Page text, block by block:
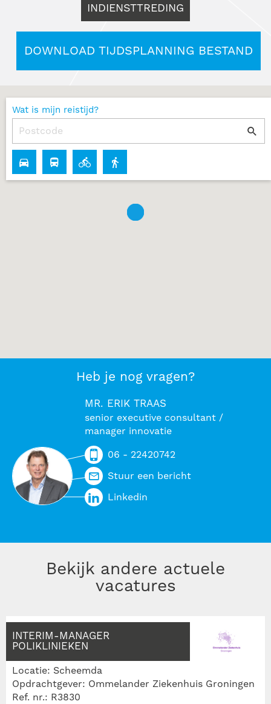
INDIENSTTREDING
DOWNLOAD TIJDSPLANNING BESTAND
Wat is mijn reistijd?
Heb je nog vragen?
MR. ERIK TRAAS
senior executive consultant /
manager innovatie
06 - 22420742
Stuur een bericht
Linkedin
Bekijk andere actuele
vacatures
INTERIM-MANAGER
POLIKLINIEKEN
Locatie: Scheemda
Opdrachtgever: Ommelander Ziekenhuis Groningen
Ref. nr.: R3830